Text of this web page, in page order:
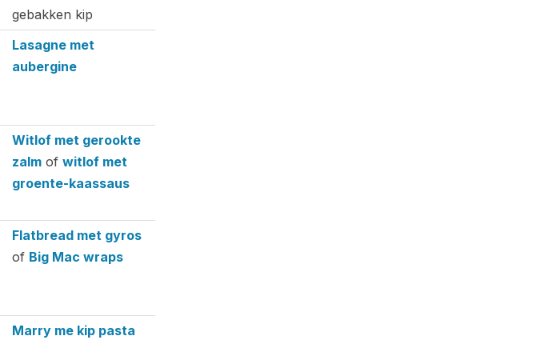
gebakken kip
Lasagne met
aubergine
Witlof met gerookte
zalm of witlof met
groente-kaassaus
Flatbread met gyros
of Big Mac wraps
Marry me kip pasta